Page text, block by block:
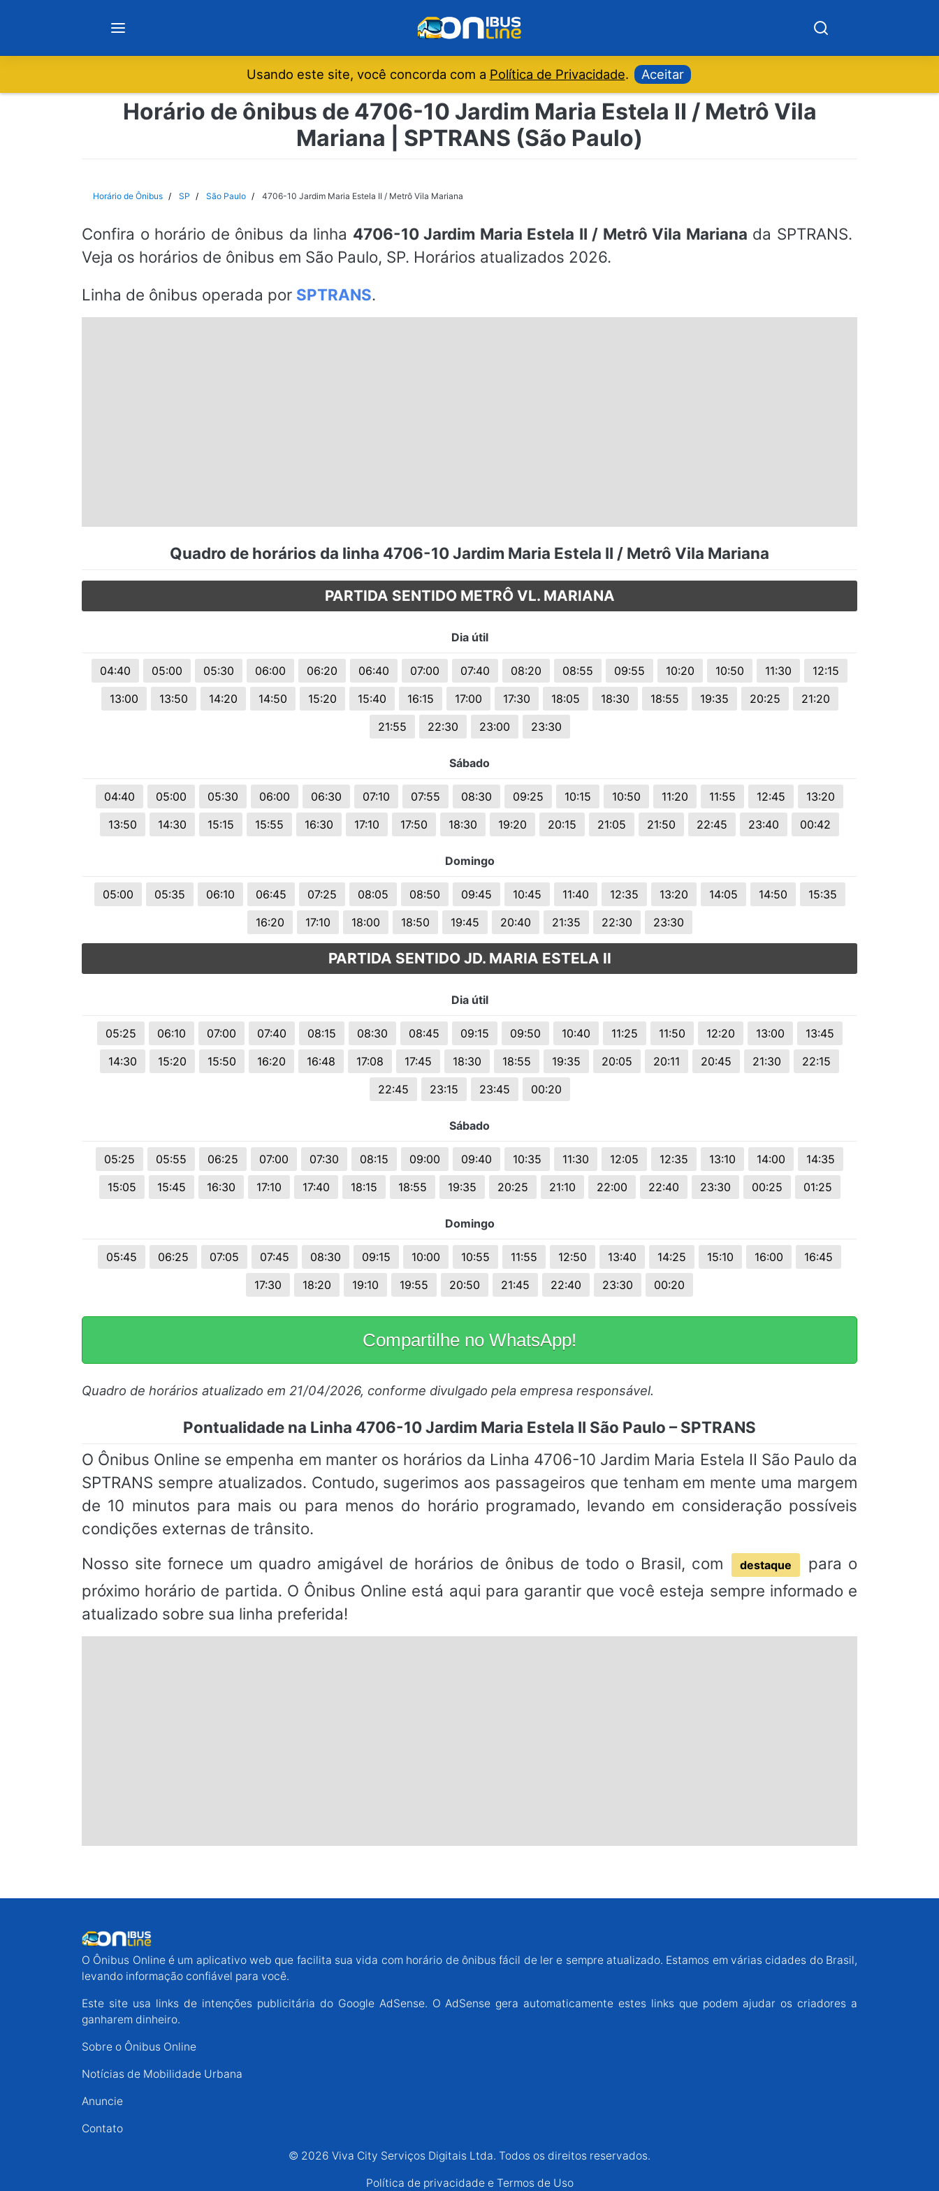
Notícias
São Paulo
Espírito Santo
Usando este site, você concorda com a Política de Privacidade. Aceitar
Horário de ônibus de 4706-10 Jardim Maria Estela II / Metrô Vila
Mariana | SPTRANS (São Paulo)
Horário de Ônibus SP São Paulo 4706-10 Jardim Maria Estela II / Metrô Vila Mariana
Confira o horário de ônibus da linha 4706-10 Jardim Maria Estela II / Metrô Vila Mariana da SPTRANS.
Veja os horários de ônibus em São Paulo, SP. Horários atualizados 2026.
Linha de ônibus operada por SPTRANS.
Quadro de horários da linha 4706-10 Jardim Maria Estela II / Metrô Vila Mariana
PARTIDA SENTIDO METRÔ VL. MARIANA
Dia útil
04:40 05:00 05:30 06:00 06:20 06:40 07:00 07:40 08:20 08:55 09:55 10:20 10:50 11:30
12:15
13:00
13:50 14:20 14:50 15:20 15:40 16:15 17:00 17:30 18:05 18:30 18:55 19:35 20:25
21:20
21:55
22:30 23:00 23:30
Sábado
04:40 05:00 05:30 06:00 06:30 07:10 07:55 08:30 09:25 10:15 10:50 11:20 11:55 12:45
13:20
13:50
14:30 15:15 15:55 16:30 17:10 17:50 18:30 19:20 20:15 21:05 21:50 22:45 23:40 00:42
Domingo
05:00 05:35 06:10 06:45 07:25 08:05 08:50 09:45 10:45 11:40 12:35 13:20 14:05 14:50
15:35
16:20
17:10 18:00 18:50 19:45 20:40 21:35 22:30 23:30
PARTIDA SENTIDO JD. MARIA ESTELA II
Dia útil
05:25 06:10 07:00 07:40 08:15 08:30 08:45 09:15 09:50 10:40 11:25 11:50 12:20 13:00
13:45
14:30
15:20 15:50 16:20 16:48 17:08 17:45 18:30 18:55 19:35 20:05 20:11 20:45 21:30
22:15
22:45
23:15 23:45 00:20
Sábado
05:25 05:55 06:25 07:00 07:30 08:15 09:00 09:40 10:35 11:30 12:05 12:35 13:10 14:00
14:35
15:05
15:45 16:30 17:10 17:40 18:15 18:55 19:35 20:25 21:10 22:00 22:40 23:30 00:25 01:25
Domingo
05:45 06:25 07:05 07:45 08:30 09:15 10:00 10:55 11:55 12:50 13:40 14:25 15:10 16:00
16:45
17:30
18:20 19:10 19:55 20:50 21:45 22:40 23:30 00:20
Compartilhe no WhatsApp!
Quadro de horários atualizado em 21/04/2026, conforme divulgado pela empresa responsável.
Pontualidade na Linha 4706-10 Jardim Maria Estela II São Paulo – SPTRANS
O Ônibus Online se empenha em manter os horários da Linha 4706-10 Jardim Maria Estela II São Paulo da
SPTRANS sempre atualizados. Contudo, sugerimos aos passageiros que tenham em mente uma margem
de 10 minutos para mais ou para menos do horário programado, levando em consideração possíveis
condições externas de trânsito.
Nosso site fornece um quadro amigável de horários de ônibus de todo o Brasil, com
destaque
para o
próximo horário de partida. O Ônibus Online está aqui para garantir que você esteja sempre informado e
atualizado sobre sua linha preferida!
O Ônibus Online é um aplicativo web que facilita sua vida com horário de ônibus fácil de ler e sempre atualizado. Estamos em várias cidades do Brasil,
levando informação confiável para você.
Este site usa links de intenções publicitária do Google AdSense. O AdSense gera automaticamente estes links que podem ajudar os criadores a
ganharem dinheiro.
Sobre o Ônibus Online
Notícias de Mobilidade Urbana
Anuncie
Contato
© 2026 Viva City Serviços Digitais Ltda. Todos os direitos reservados.
Política de privacidade e Termos de Uso